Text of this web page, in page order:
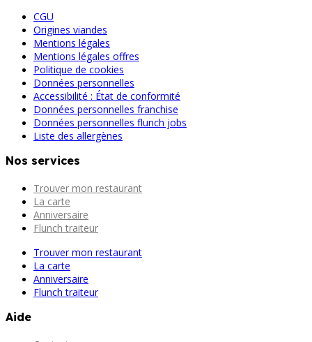
CGU
Origines viandes
Mentions légales
Mentions légales offres
Politique de cookies
Données personnelles
Accessibilité : État de conformité
Données personnelles franchise
Données personnelles flunch jobs
Liste des allergènes
Nos services
Trouver mon restaurant
La carte
Anniversaire
Flunch traiteur
Trouver mon restaurant
La carte
Anniversaire
Flunch traiteur
Aide